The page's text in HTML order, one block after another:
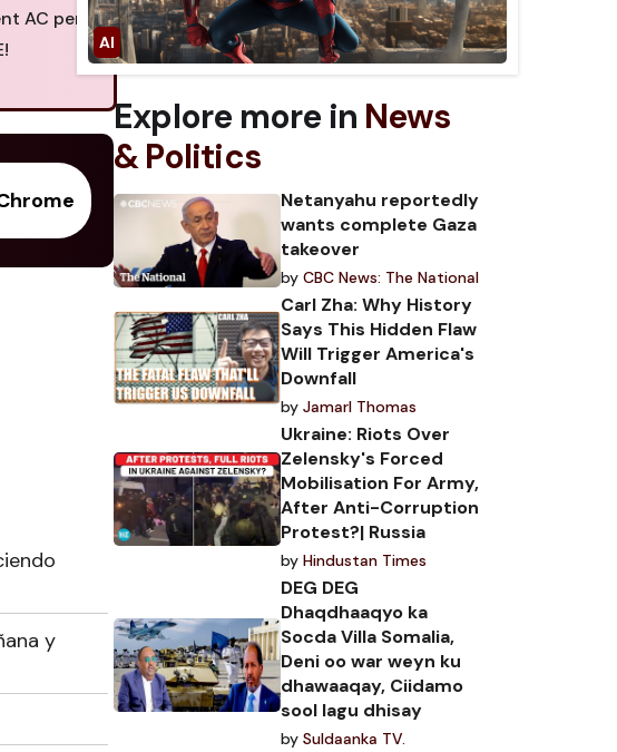
AC per a
y
Explore more in News
& Politics
Netanyahu reportedly
wants complete Gaza
takeover
by CBC News: The National
Carl Zha: Why History
Says This Hidden Flaw
Will Trigger America's
Downfall
by Jamarl Thomas
Ukraine: Riots Over
Zelensky's Forced
Mobilisation For Army,
After Anti-Corruption
Protest?| Russia
by Hindustan Times
DEG DEG
Dhaqdhaaqyo ka
Socda Villa Somalia,
Deni oo war weyn ku
dhawaaqay, Ciidamo
sool lagu dhisay
by Suldaanka TV.